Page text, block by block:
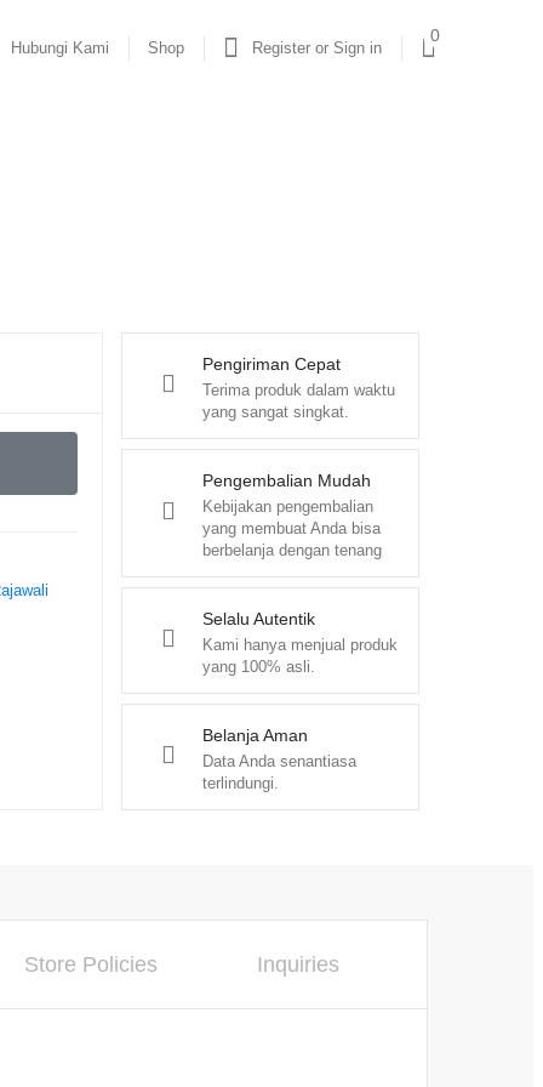
Hubungi Kami Shop Register or Sign in
0
Pengiriman Cepat
Terima produk dalam waktu
yang sangat singkat.
Pengembalian Mudah
Kebijakan pengembalian
yang membuat Anda bisa
berbelanja dengan tenang
Selalu Autentik
Kami hanya menjual produk
yang 100% asli.
Belanja Aman
Data Anda senantiasa
terlindungi.
Store Policies Inquiries